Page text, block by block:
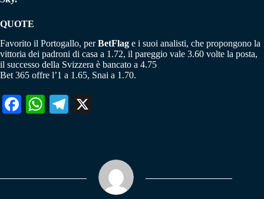
QUOTE
Favorito il Portogallo, perBetFlag e i suoi analisti, che propongono la
vittoria dei padroni di casa a 1.72, il pareggio vale 3.60 volte la posta,
il successo della Svizzera è bancato a 4.75
Bet 365 offre l’1 a 1.65, Snai a 1.70.
Fa W
pp
Te
m